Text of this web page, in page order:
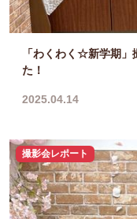
「わくわく☆新学期
た！
2025.04.14
撮影会レポート